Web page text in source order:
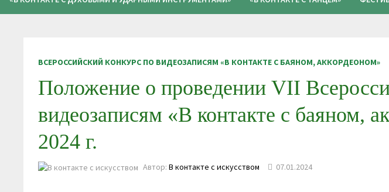
ВСЕРОССИЙСКИЙ КОНКУРС ПО ВИДЕОЗАПИСЯМ «В КОНТАКТЕ С БАЯНОМ, АККОРДЕОНОМ»
Положение о проведении VII
видеозаписям «В контакте с баяном,
2024 г.
Автор:В контакте с искусством 07.01.2024